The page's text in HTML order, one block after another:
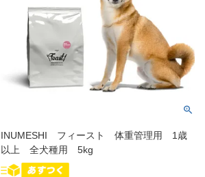
INUMESHI フィースト 体重管理用 1歳
以上 全犬種用 5kg